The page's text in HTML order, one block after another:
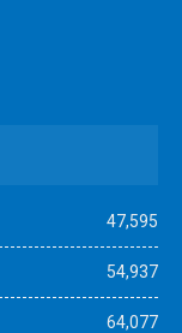
47,595
54,937
64,077